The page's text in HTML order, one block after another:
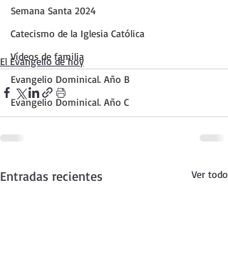
Semana Santa 2024
Catecismo de la Iglesia Católica
Vídeos de familia
Evangelio Dominical. Año B
Evangelio Dominical. Año C
El Evangelio de hoy
Entradas recientes Ver todo